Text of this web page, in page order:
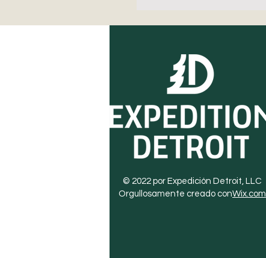
© 2022 por Expedición Detroit, LLC
Orgullosamente creado conWix.com